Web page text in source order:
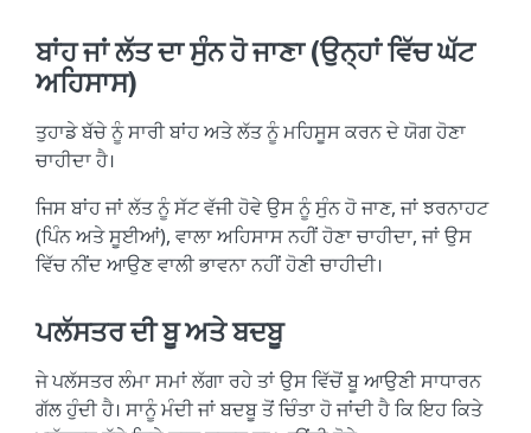
ਬਾਂਹ ਜਾਂ ਲੱਤ ਦਾ ਸੁੰਨ ਹੋ ਜਾਣਾ (ਉਨ੍ਹਾਂ ਵਿੱਚ ਘੱਟ
ਅਹਿਸਾਸ)
ਤੁਹਾਡੇ ਬੱਚੇ ਨੂੰ ਸਾਰੀ ਬਾਂਹ ਅਤੇ ਲੱਤ ਨੂੰ ਮਹਿਸੂਸ ਕਰਨ ਦੇ ਯੋਗ ਹੋਣਾ
ਚਾਹੀਦਾ ਹੈ।
ਜਿਸ ਬਾਂਹ ਜਾਂ ਲੱਤ ਨੂੰ ਸੱਟ ਵੱਜੀ ਹੋਵੇ ਉਸ ਨੂੰ ਸੁੰਨ ਹੋ ਜਾਣ, ਜਾਂ ਝਰਨਾਹਟ
(ਪਿੰਨ ਅਤੇ ਸੂਈਆਂ), ਵਾਲਾ ਅਹਿਸਾਸ ਨਹੀਂ ਹੋਣਾ ਚਾਹੀਦਾ, ਜਾਂ ਉਸ
ਵਿੱਚ ਨੀਂਦ ਆਉਣ ਵਾਲੀ ਭਾਵਨਾ ਨਹੀਂ ਹੋਣੀ ਚਾਹੀਦੀ।
ਪਲੱਸਤਰ ਦੀ ਬੂ ਅਤੇ ਬਦਬੂ
ਜੇ ਪਲੱਸਤਰ ਲੰਮਾ ਸਮਾਂ ਲੱਗਾ ਰਹੇ ਤਾਂ ਉਸ ਵਿੱਚੋਂ ਬੂ ਆਉਣੀ ਸਾਧਾਰਨ
ਗੱਲ ਹੁੰਦੀ ਹੈ। ਸਾਨੂੰ ਮੰਦੀ ਜਾਂ ਬਦਬੂ ਤੋਂ ਚਿੰਤਾ ਹੋ ਜਾਂਦੀ ਹੈ ਕਿ ਇਹ ਕਿਤੇ